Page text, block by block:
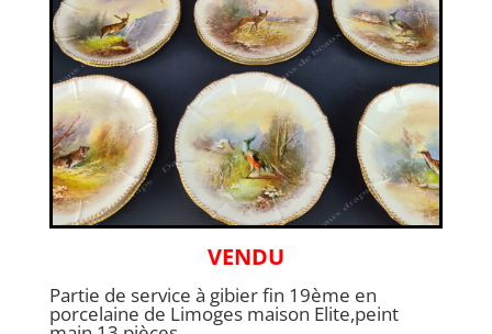
VENDU
Partie de service à gibier fin 19ème en
porcelaine de Limoges maison Elite,peint